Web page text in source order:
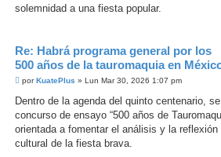
j
solemnidad a una fiesta popular.
Re: Habrá programa general por los
500 años de la tauromaquia en
M
n
a
j
porKuatePlus » Lun Mar 30, 2026 1:07 pm
Dentro de la agenda del quinto centenario,
concurso de ensayo “500 años de
orientada a fomentar el análisis y la
cultural de la fiesta brava.